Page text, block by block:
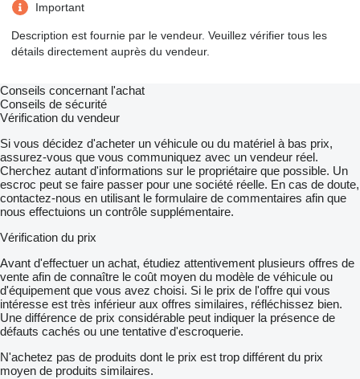
Important
Description est fournie par le vendeur. Veuillez vérifier tous les
détails directement auprès du vendeur.
Conseils concernant l'achat
Conseils de sécurité
Vérification du vendeur
Si vous décidez d'acheter un véhicule ou du matériel à bas prix,
assurez-vous que vous communiquez avec un vendeur réel.
Cherchez autant d'informations sur le propriétaire que possible. Un
escroc peut se faire passer pour une société réelle. En cas de doute,
contactez-nous en utilisant le formulaire de commentaires afin que
nous effectuions un contrôle supplémentaire.
Vérification du prix
Avant d'effectuer un achat, étudiez attentivement plusieurs offres de
vente afin de connaître le coût moyen du modèle de véhicule ou
d'équipement que vous avez choisi. Si le prix de l'offre qui vous
intéresse est très inférieur aux offres similaires, réfléchissez bien.
Une différence de prix considérable peut indiquer la présence de
défauts cachés ou une tentative d'escroquerie.
N'achetez pas de produits dont le prix est trop différent du prix
moyen de produits similaires.